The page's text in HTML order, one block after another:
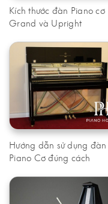
Kích thước đàn Piano cơ
Grand và Upright
Hướng dẫn sử dụng đàn
Piano Cơ đúng cách